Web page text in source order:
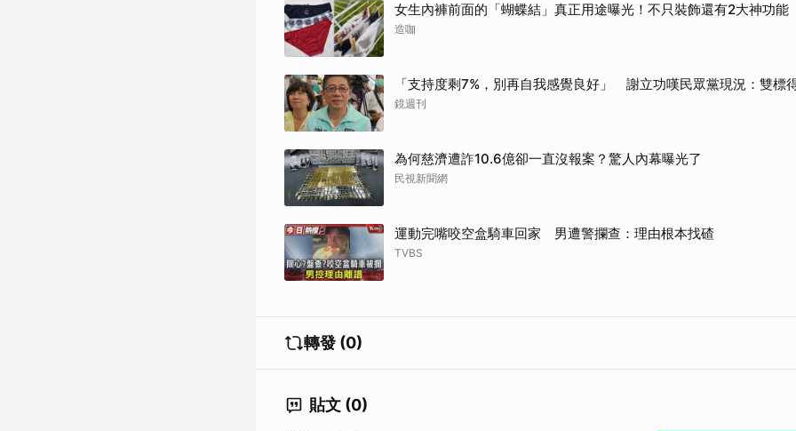
女生內褲前面的「蝴蝶結」真正用途曝光！不只裝飾還有2大神功能
造咖
「支持度剩7%，別再自我感覺良好」 謝立功嘆民眾黨現況：雙標
鏡週刊
為何慈濟遭詐10.6億卻一直沒報案？驚人內幕曝光了
民視新聞網
運動完嘴咬空盒騎車回家 男遭警攔查：理由根本找碴
TVBS
轉發 (0)
貼文 (0)